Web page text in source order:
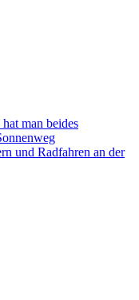
man beides
und Radfahren an der